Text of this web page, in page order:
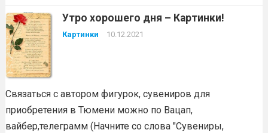
Утро хорошего дня – Картинки!
Картинки 10.12.2021
Связаться с автором фигурок, сувениров для
приобретения в Тюмени можно по Вацап,
вайбер,телеграмм (Начните со слова "Сувениры,